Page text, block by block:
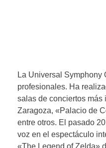
La Universal Symphony
profesionales. Ha
salas de conciertos más
Zaragoza, «Palacio de
entre otros. El pasado
voz en el espectáculo